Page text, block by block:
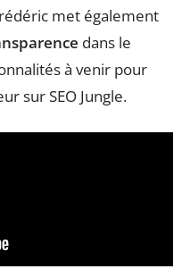
met également
dans le
à venir pour
sur SEO Jungle.